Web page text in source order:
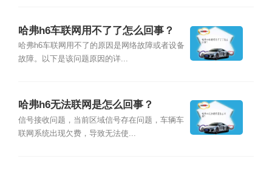
哈弗h6车联网用不了了怎么回事？
哈弗h6车联网用不了的原因是网络故障或者设备
故障。以下是该问题原因的详...
哈弗h6无法联网是怎么回事？
信号接收问题，当前区域信号存在问题，车辆车
联网系统出现欠费，导致无法使...